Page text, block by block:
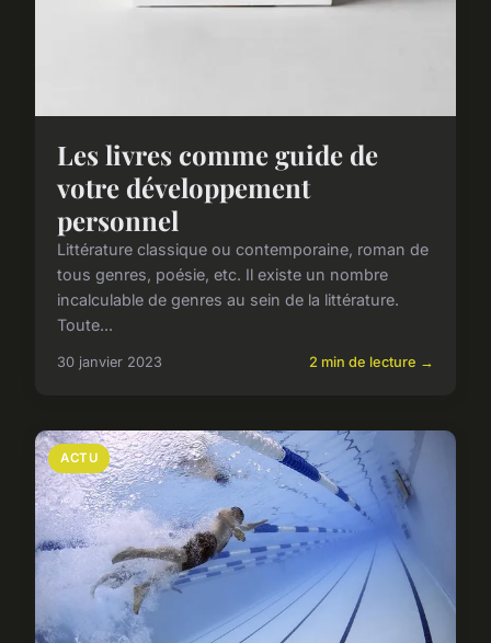
Les livres comme guide de
votre développement
personnel
Littérature classique ou contemporaine, roman de
tous genres, poésie, etc. Il existe un nombre
incalculable de genres au sein de la littérature.
Toute...
30 janvier 2023 2 min de lecture →
ACTU